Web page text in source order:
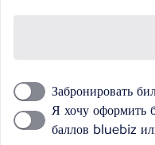
Забронировать
Я хочу оформить
баллов bluebiz